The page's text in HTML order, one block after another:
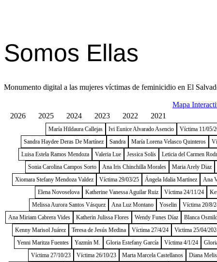
Somos Ellas
Monumento digital a las mujeres víctimas de feminicidio en El
Mapa
2026
2025 2024 2023 2022 2021
María Hildaura Callejas Ivi Eunice Alvarado Asencio
Víctima 11/05/
Sandra Haydee Deras De Martínez
Sandra María Lorena Velasco Quinteros
Luisa Estela Ramos Mendoza
Valeria Lue Jessica Solís
Leticia del Carmen
Sonia Carolina Campos Sorto
Ana Iris Chinchilla Morales
Maria Arely Diaz
Xiomara Stefany Mendoza Valdez
Víctima 29/03/25 Ángela Idalia Martínez
Ana
Elena Novoselova
Katherine Vanessa Aguilar Ruiz Víctima 24/11/24
Melissa Aurora Santos Vásquez
Ana Luz Montano Yoselin
Víctima 20/8/
Ana Miriam Cabrera Vides
Katherin Julissa Flores Wendy Funes Díaz
Blanca
Kenny Marisol Juárez
Teresa de Jesús Medina Víctima 27/4/24
Victima 25/04/
Yenni Maritza Fuentes
Yazmín M. Gloria Estefany García Víctima 4/1/24
Víctima 27/10/23
Víctima 26/10/23 Marta Marcela Castellanos
Diana